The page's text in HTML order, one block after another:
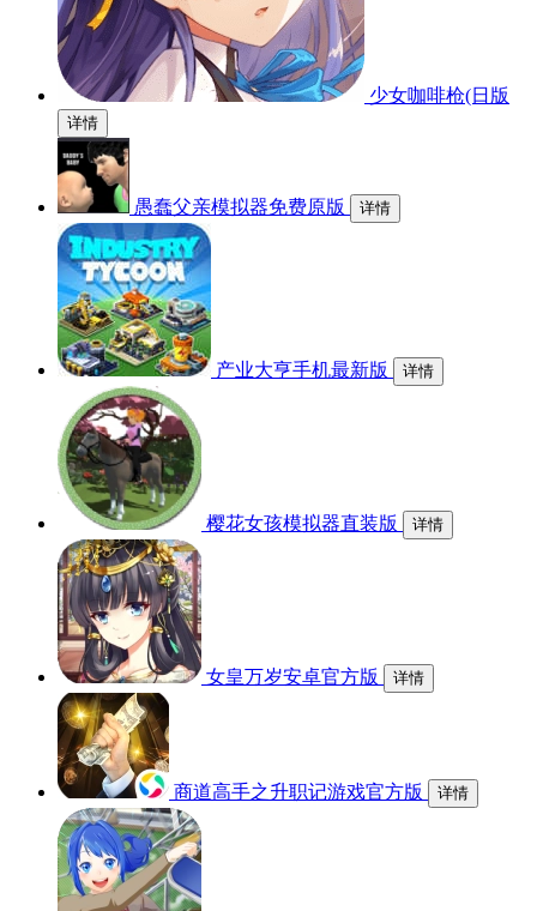
少女咖啡枪(日版
详情
愚蠢父亲模拟器免费原版 详情
产业大亨手机最新版 详情
樱花女孩模拟器直装版 详情
女皇万岁安卓官方版 详情
商道高手之升职记游戏官方版 详情